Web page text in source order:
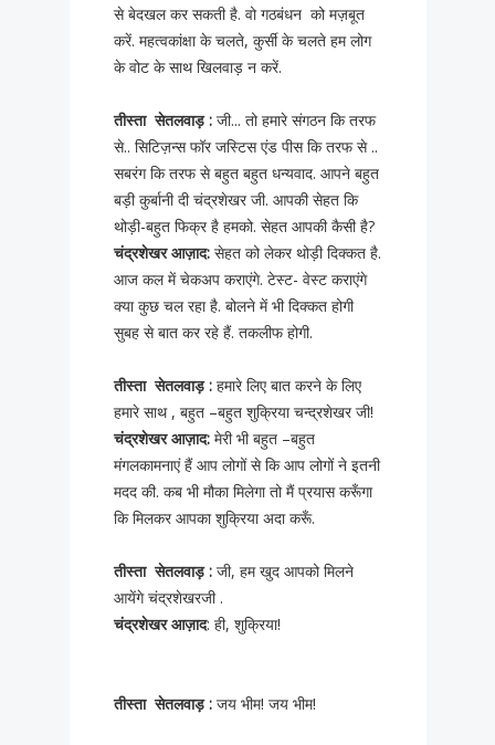
से बेदखल कर सकती है. वो गठबंधन को मज़बूत
करें. महत्वकांक्षा के चलते, कुर्सी के चलते हम लोग
के वोट के साथ खिलवाड़ न करें.
तीस्ता सेतलवाड़ :जी... तो हमारे संगठन कि तरफ
से.. सिटिज़न्स फॉर जस्टिस एंड पीस कि तरफ से ..
सबरंग कि तरफ से बहुत बहुत धन्यवाद. आपने बहुत
बड़ी कुर्बानी दी चंद्रशेखर जी. आपकी सेहत कि
थोड़ी-बहुत फिक्र है हमको. सेहत आपकी कैसी है?
चंद्रशेखर आज़ाद:सेहत को लेकर थोड़ी दिक्कत है.
आज कल में चेकअप कराएंगे. टेस्ट- वेस्ट कराएंगे
क्या कुछ चल रहा है. बोलने में भी दिक्कत होगी
सुबह से बात कर रहे हैं. तकलीफ होगी.
तीस्ता सेतलवाड़ :हमारे लिए बात करने के लिए
हमारे साथ , बहुत –बहुत शुक्रिया चन्द्रशेखर जी!
चंद्रशेखर आज़ाद:मेरी भी बहुत –बहुत
मंगलकामनाएं हैं आप लोगों से कि आप लोगों ने इतनी
मदद की. कब भी मौका मिलेगा तो मैं प्रयास करूँगा
कि मिलकर आपका शुक्रिया अदा करूँ.
तीस्ता सेतलवाड़ :जी, हम खुद आपको मिलने
आयेंगे चंद्रशेखरजी .
चंद्रशेखर आज़ाद: ही, शुक्रिया!
तीस्ता सेतलवाड़ :जय भीम! जय भीम!